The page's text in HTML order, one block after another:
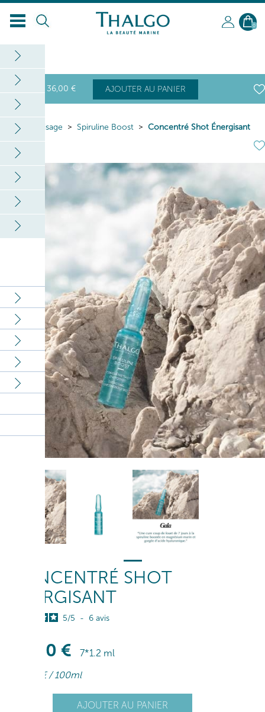
0
36,00 € AJOUTER AU PANIER
Home Visage Spiruline Boost Concentré Shot Énergisant
CONCENTRÉ SHOT
ÉNERGISANT
5/5 - 6 avis
,00 €
7*1.2 ml
€/ 100ml
AJOUTER AU PANIER